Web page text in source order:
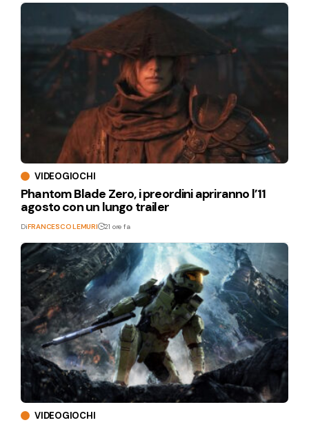
VIDEOGIOCHI
Phantom Blade Zero, i preordini apriranno l’11
agosto con un lungo trailer
DiFRANCESCO LEMURI 21 ore fa
VIDEOGIOCHI